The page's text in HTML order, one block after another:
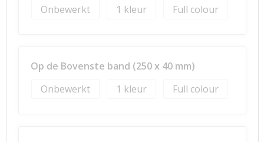
Onbewerkt
1 Full colour
Op de Bovenste band (250 x 40 mm)
Onbewerkt
1 Full colour